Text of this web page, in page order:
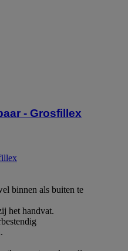
- Grosfillex
binnen als buiten te
het handvat.